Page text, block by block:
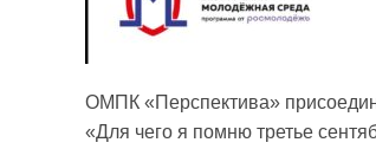
ОМПК «Перспектива»
«Для чего я помню третье